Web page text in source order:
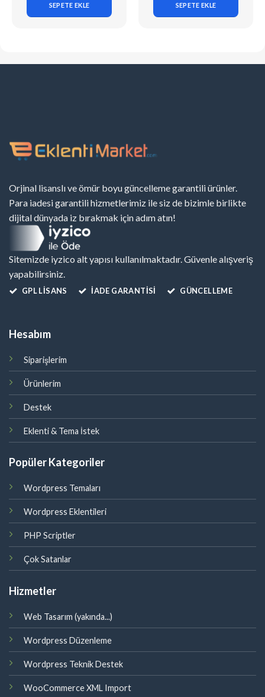
SEPETE EKLE SEPETE EKLE
Orjinal lisanslı ve ömür boyu güncelleme garantili ürünler.
Para iadesi garantili hizmetlerimiz ile siz de bizimle birlikte
dijital dünyada iz bırakmak için adım atın!
Sitemizde iyzico alt yapısı kullanılmaktadır. Güvenle alışveriş
yapabilirsiniz.
GPL LISANS İADE GARANTİSİ GÜNCELLEME
Hesabım
Siparişlerim
Ürünlerim
Destek
Eklenti & Tema İstek
Popüler Kategoriler
Wordpress Temaları
Wordpress Eklentileri
PHP Scriptler
Çok Satanlar
Hizmetler
Web Tasarım (yakında...)
Wordpress Düzenleme
Wordpress Teknik Destek
WooCommerce XML Import